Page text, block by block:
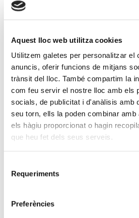
Aquest lloc web utilitza cookies
Utilitzem galetes per personalitzar el
anuncis, oferir funcions de mitjans
trànsit del lloc. També compartim la
com feu servir el nostre lloc amb els
socials, de publicitat i d'anàlisis amb
seu torn, ells la poden combinar amb
els hàgiu proporcionat o hagin
que heu fet dels seus serveis.
Requeriments
Preferències
mitjana europea, ajudades pel
població (immigració), de
valoren l’exposició limitada als
D’altra banda, assenyala que
Espanya limita l’impuls de les
aprovat cap pressupost des del
l’ajustament fiscal en nivells
creixement econòmic».
Pel que fa aPortugal, Fitch en va
a A , amb perspectiva estable,
millores en la posició externa. Fitch
deute públic va caure des del 134,1%
que els comptes públics continuen
superàvit previst el 2025 (+0,1% del